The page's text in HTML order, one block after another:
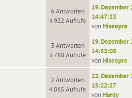
6 Antworten
4.922 Aufrufe
19. Dezember
14:47:23
vonHiseepre
3 Antworten
3.788 Aufrufe
19. Dezember
14:53:05
vonHiseepre
2 Antworten
4.065 Aufrufe
22. Dezember
15:22:27
vonHardy